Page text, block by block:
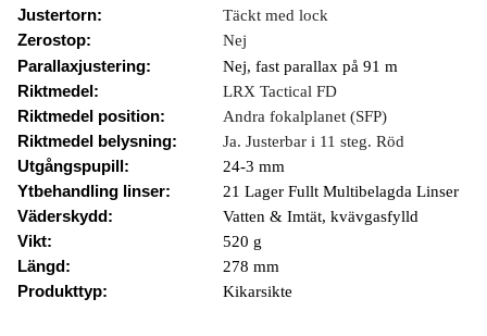
Justertorn:
Täckt med lock
Zerostop:
Nej
Parallaxjustering:
Nej, fast parallax på 91 m
Riktmedel:
LRX Tactical FD
Riktmedel position:
Andra fokalplanet (SFP)
Riktmedel belysning:
Ja. Justerbar i 11 steg. Röd
Utgångspupill:
24-3 mm
Ytbehandling linser:
21 Lager Fullt Multibelagda Linser
Väderskydd:
Vatten & Imtät, kvävgasfylld
Vikt:
520 g
Längd:
278 mm
Produkttyp:
Kikarsikte